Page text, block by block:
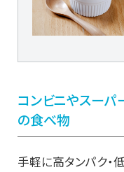
コンビニやスーパ
の食べ物
手軽に高タンパク・